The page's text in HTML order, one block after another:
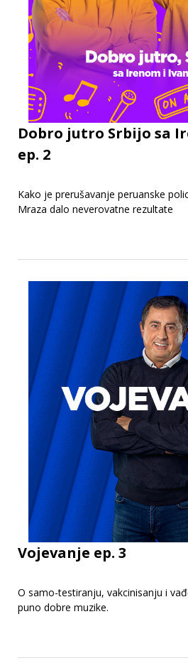
Dobro jutro Srbijo sa
ep. 2
Kako je prerušavanje peruanske
Mraza dalo neverovatne rezultate
Vojevanje ep. 3
O samo-testiranju, vakcinisanju i
puno dobre muzike.